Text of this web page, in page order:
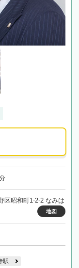
区昭和町1-2-2 なみは
地図
駅